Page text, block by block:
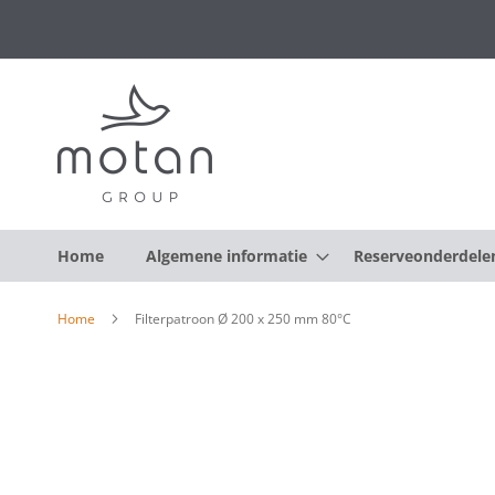
Home Algemene informatie
Home Filterpatroon Ø 200 x 250 mm 80°C